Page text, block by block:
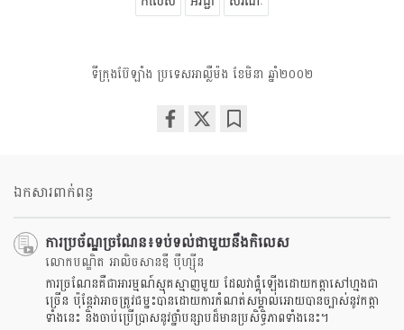
ទីក្រុងប៊ែឡាំង ប្រទេសអាល្លឺម៉ង ខែមិនា ឆ្នាំ២០០២
ឯកសារពាក់ពន្ធ
ការប្រច័ណ្ឌច្រណែន៖ទប់ទល់ជាមួយនឹងកិលេស
លោកបណ្ឌិត អាលិចសានឌឺ បុឺហ្សុីន
ការច្រណែនគឺជាអារម្មណ៍ស្មុគស្មាញមួយ ដែលវាផ្គុំឡើងដោយកត្តាសៅហ្មងជា
ច្រើន ប៉ុន្តែវាអាចត្រូវជម្នះបានដោយការកំណត់សម្គាល់អោយបានច្បាស់នូវកត្តា
ទាំងនេះ និងចាប់ប្រើប្រាសនូវថ្នាំបន្សាបដ៏មានប្រសិទ្ធិភាពទាំងនេះ។